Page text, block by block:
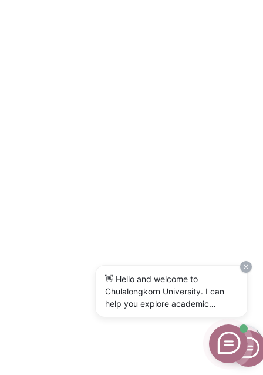
👋 Hello and welcome to
Chulalongkorn University. I can
help you explore academic